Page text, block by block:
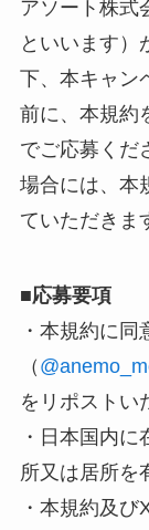
アソート株式
といいます）
下、本キャン
前に、本規約
でご応募くだ
場合には、本
ていただきま
■応募要項
・本規約に同
（
をリポストい
・日本国内
所又は居所を
・本規約及